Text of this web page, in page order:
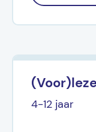
4-12 jaar